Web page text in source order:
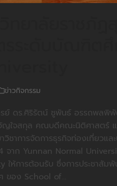
ข่าวกิจกรรม
รย์ ดร.ศิริรัตน์ ชูพันธ์ อรรถพ
ญใจสกุล คณบดีคณะนิติศาสตร์
ชาการจัดการธุรกิจท่องเที่ยวแ
าก Yunnan Normal
ห้การต้อนรับ ซึ่งการประชาสัม
ของ School of…